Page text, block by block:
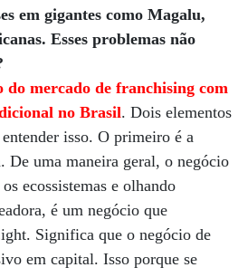
em gigantes como Magalu,
Esses problemas não
do mercado de franchising com
no Brasil. Dois elementos
isso. O primeiro é a
De uma maneira geral, o negócio
ecossistemas e olhando
é um negócio que
Significa que o negócio de
em capital. Isso porque se